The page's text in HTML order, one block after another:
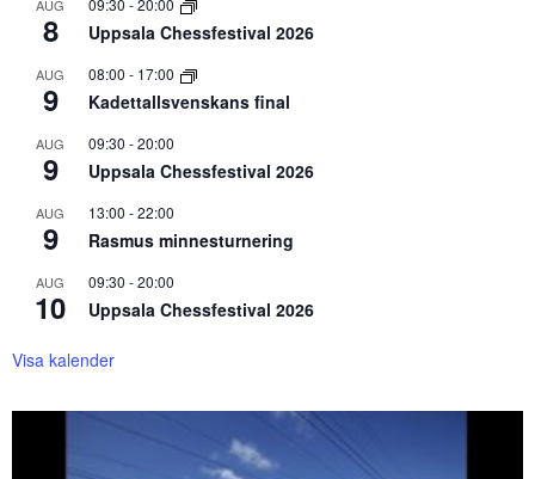
AUG
8
09:30 -20:00
Uppsala Chessfestival 2026
AUG
9
08:00 - 17:00
Kadettallsvenskans final
AUG
9
09:30 -20:00
Uppsala Chessfestival 2026
AUG
9
13:00 -22:00
Rasmus minnesturnering
AUG
10
09:30 -20:00
Uppsala Chessfestival 2026
Visa kalender